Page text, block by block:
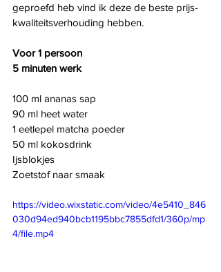
geproefd heb vind ik deze de beste prijs-
kwaliteitsverhouding hebben.
Voor 1 persoon
5 minuten werk
100 ml ananas sap
90 ml heet water
1 eetlepel matcha poeder
50 ml kokosdrink
Ijsblokjes
Zoetstof naar smaak
https://video.wixstatic.com/video/4e5410_846
030d94ed940bcb1195bbc7855dfd1/360p/mp
4/file.mp4